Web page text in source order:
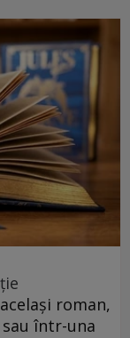
roman,
într-una